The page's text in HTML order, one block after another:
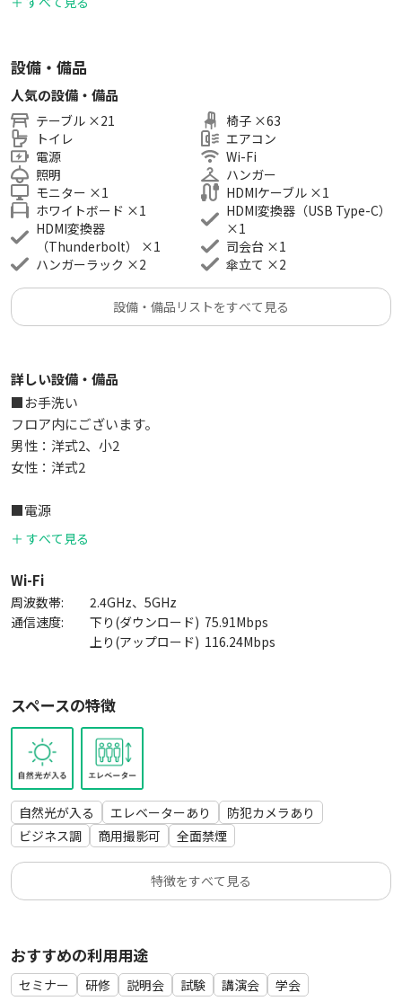
・ モニター 1台
・ 各種HDMI変換ケーブル 1セット
（タイプC、Thunderbolt、VGA）
・ ホワイトボード 1台
・ 司会台 1台
・ ハンガーラック 2台
・ 傘立て 2台
◆エレベーター
・2基
◆お手洗い
◆周辺情報
・セブンイレブン 徒歩0分（同ビル1階にございます）
・ファミリーマート 徒歩3分
・ローソン 徒歩3分
・ レイアウト変更は可能ですが、ご退出時間までにお客様自身
で原状回復をお願いしております。
◆利用用途例
・ 会議 打ち合わせ
・ 面談 面接 セミナー 研修
・ サテライトオフィス テレワーク
・ TV収録 ロケ撮影 インタビュー
・ 勉強会 読書会 自習 英会話 ワークショップ
※上記以外のご利用希望の場合は、一度お問合せください。
設備・備品
人気の設備・備品
テーブル ×21
トイレ
電源
照明
モニター ×1
ホワイトボード ×1
HDMI変換器
（Thunderbolt）
×1
ハンガーラック ×2
椅子 ×63
エアコン
Wi-Fi
ハンガー
HDMIケーブル ×1
HDMI変換器（USB Type-C）
×1
司会台 ×1
傘立て ×2
設備・備品リストをすべて見る
詳しい設備・備品
■お手洗い
フロア内にございます。
男性：洋式2、小2
女性：洋式2
■電源
4口 4ヵ所
照明、空調、機材等で使用しておりますので、実際にご使用い
ただける電気容量は低減します。
許容量の個別回答は行っておりませんので予めご了承くださ
い。
＋ すべて見る
Wi-Fi
周波数帯:
2.4GHz、5GHz
通信速度:
下り(ダウンロード) 75.91Mbps
上り(アップロード) 116.24Mbps
スペースの特徴
自然光が入る エレベーターあり
防犯カメラあり
ビジネス調
商用撮影可 全面禁煙
特徴をすべて見る
おすすめの利用用途
セミナー 研修 説明会 試験 講演会 学会